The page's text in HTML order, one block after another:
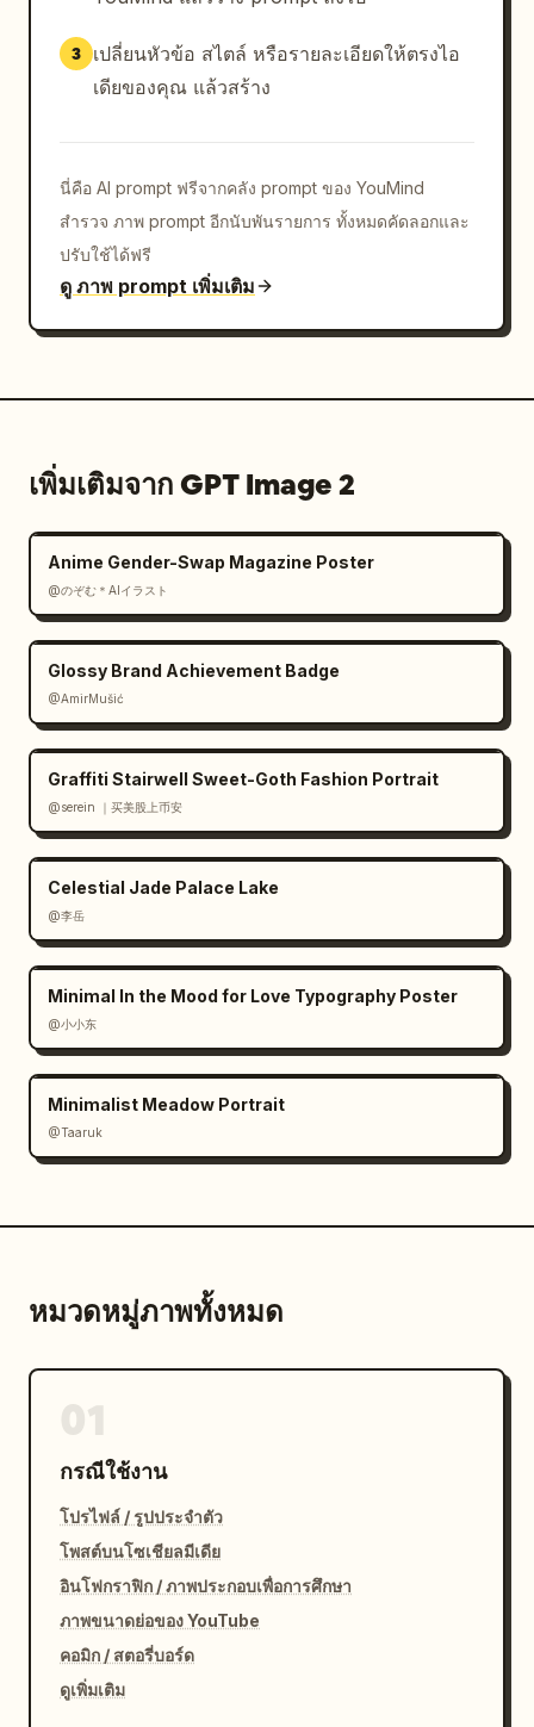
3
เปลี่ยนหัวข้อ สไตล์ หรือรายละเอียดให้ตรงไอ
เดียของคุณ แล้วสร้าง
นี่คือ AI prompt ฟรีจากคลัง prompt ของ YouMind
สำรวจ ภาพ prompt อีกนับพันรายการ ทั้งหมดคัดลอกและ
ปรับใช้ได้ฟรี
ดู ภาพ prompt เพิ่มเติม
เพิ่มเติมจาก GPT Image 2
Anime Gender-Swap Magazine Poster
@のぞむ＊AIイラスト
Glossy Brand Achievement Badge
@AmirMušić
Graffiti Stairwell Sweet-Goth Fashion Portrait
@serein ｜买美股上币安
Celestial Jade Palace Lake
@李岳
Minimal In the Mood for Love Typography Poster
@小小东
Minimalist Meadow Portrait
@Taaruk
หมวดหมู่ภาพทั้งหมด
กรณีใช้งาน
โปรไฟล์ / รูปประจำตัว
โพสต์บนโซเชียลมีเดีย
อินโฟกราฟิก / ภาพประกอบเพื่อการศึกษา
ภาพขนาดย่อของ YouTube
คอมิก / สตอรี่บอร์ด
ดูเพิ่มเติม